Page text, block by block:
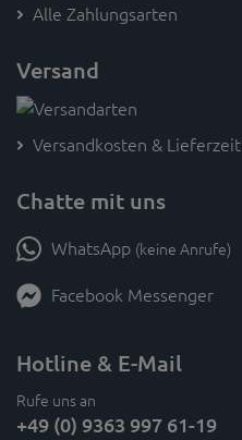
Alle Zahlungsarten
Versand
Versandkosten & Lieferzeit
Chatte mit uns
WhatsApp (keine Anrufe)
Facebook Messenger
Hotline & E-Mail
Rufe uns an
+49 (0) 9363 997 61-19